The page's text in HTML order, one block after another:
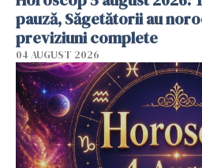
pauză, Săgetătorii au
previziuni complete
04 AUGUST 2026